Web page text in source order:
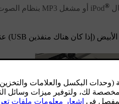
® iPod أو مشغل MP3 بنظام الصوت عبر أحد منافذ USB في السيارة.